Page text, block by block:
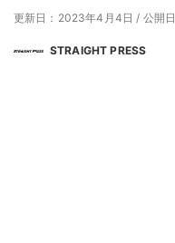
更新日：2023年4月4日 / 公開
STRAIGHT PRESS